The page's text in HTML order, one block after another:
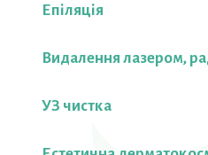
Епіляція
Видалення лазером,
УЗ чистка